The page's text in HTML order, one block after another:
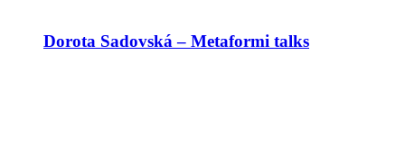
Dorota Sadovská – Metaformi talks